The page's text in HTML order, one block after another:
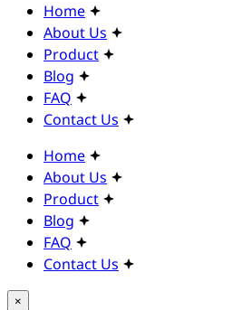
Home
About Us
Product
Blog
FAQ
Contact Us
Home
About Us
Product
Blog
FAQ
Contact Us
×